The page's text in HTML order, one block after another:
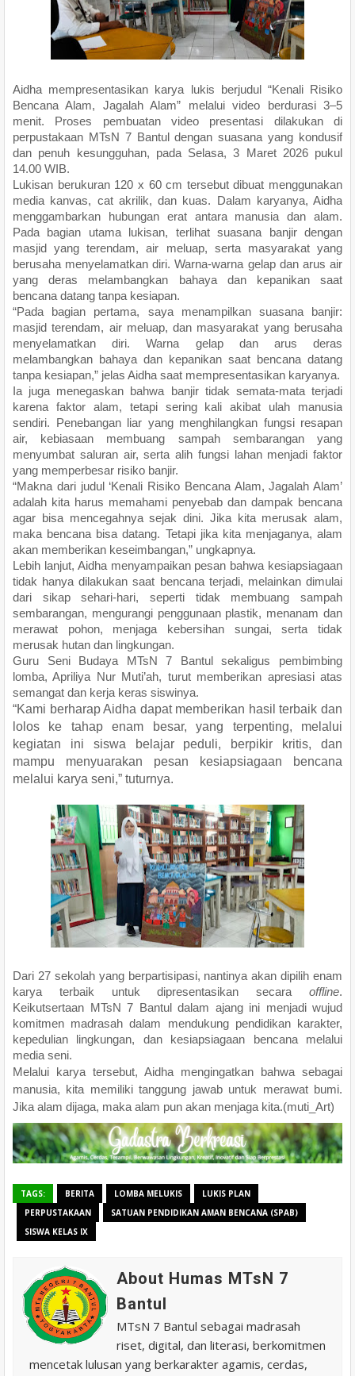
Aidha mempresentasikan karya lukis berjudul “Kenali Risiko
Bencana Alam, Jagalah Alam” melalui video berdurasi 3–5
menit. Proses pembuatan video presentasi dilakukan di
perpustakaan MTsN 7 Bantul dengan suasana yang kondusif
dan penuh kesungguhan, pada Selasa, 3 Maret 2026 pukul
14.00 WIB.
Lukisan berukuran 120 x 60 cm tersebut dibuat menggunakan
media kanvas, cat akrilik, dan kuas. Dalam karyanya, Aidha
menggambarkan hubungan erat antara manusia dan alam.
Pada bagian utama lukisan, terlihat suasana banjir dengan
masjid yang terendam, air meluap, serta masyarakat yang
berusaha menyelamatkan diri. Warna-warna gelap dan arus air
yang deras melambangkan bahaya dan kepanikan saat
bencana datang tanpa kesiapan.
“Pada bagian pertama, saya menampilkan suasana banjir:
masjid terendam, air meluap, dan masyarakat yang berusaha
menyelamatkan diri. Warna gelap dan arus deras
melambangkan bahaya dan kepanikan saat bencana datang
tanpa kesiapan,” jelas Aidha saat mempresentasikan karyanya.
Ia juga menegaskan bahwa banjir tidak semata-mata terjadi
karena faktor alam, tetapi sering kali akibat ulah manusia
sendiri. Penebangan liar yang menghilangkan fungsi resapan
air, kebiasaan membuang sampah sembarangan yang
menyumbat saluran air, serta alih fungsi lahan menjadi faktor
yang memperbesar risiko banjir.
“Makna dari judul ‘Kenali Risiko Bencana Alam, Jagalah Alam’
adalah kita harus memahami penyebab dan dampak bencana
agar bisa mencegahnya sejak dini. Jika kita merusak alam,
maka bencana bisa datang. Tetapi jika kita menjaganya, alam
akan memberikan keseimbangan,” ungkapnya.
Lebih lanjut, Aidha menyampaikan pesan bahwa kesiapsiagaan
tidak hanya dilakukan saat bencana terjadi, melainkan dimulai
dari sikap sehari-hari, seperti tidak membuang sampah
sembarangan, mengurangi penggunaan plastik, menanam dan
merawat pohon, menjaga kebersihan sungai, serta tidak
merusak hutan dan lingkungan.
Guru Seni Budaya MTsN 7 Bantul sekaligus pembimbing
lomba, Apriliya Nur Muti’ah, turut memberikan apresiasi atas
semangat dan kerja keras siswinya.
“Kami berharap Aidha dapat memberikan hasil terbaik dan
lolos ke tahap enam besar, yang terpenting, melalui
kegiatan ini siswa belajar peduli, berpikir kritis, dan
mampu menyuarakan pesan kesiapsiagaan bencana
melalui karya seni,” tuturnya.
Dari 27 sekolah yang berpartisipasi, nantinya akan dipilih enam
karya terbaik untuk dipresentasikan secara offline.
Keikutsertaan MTsN 7 Bantul dalam ajang ini menjadi wujud
komitmen madrasah dalam mendukung pendidikan karakter,
kepedulian lingkungan, dan kesiapsiagaan bencana melalui
media seni.
Melalui karya tersebut, Aidha mengingatkan bahwa sebagai
manusia, kita memiliki tanggung jawab untuk merawat bumi.
Jika alam dijaga, maka alam pun akan menjaga kita.(muti_Art)
TAGS: BERITA LOMBA MELUKIS
LUKIS PLAN
PERPUSTAKAAN
SATUAN PENDIDIKAN AMAN BENCANA (SPAB)
SISWA KELAS IX
About Humas MTsN 7
Bantul
MTsN 7 Bantul sebagai madrasah
riset, digital, dan literasi, berkomitmen
mencetak lulusan yang berkarakter agamis, cerdas,